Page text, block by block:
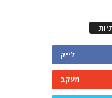
לייק
מעקב